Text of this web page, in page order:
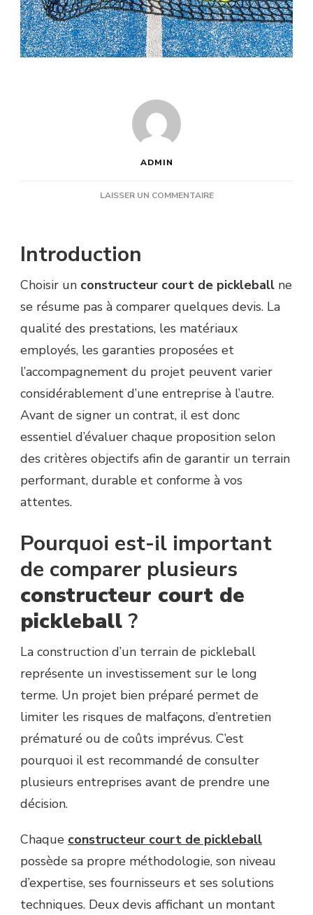
ADMIN
LAISSER UN COMMENTAIRESUR
PLUSIEURS
COURT
DE
AVANT
DE
SIGNER
UN
CONTRAT
?
Introduction
Choisir un constructeur court de pickleball ne
se résume pas à comparer quelques devis. La
qualité des prestations, les matériaux
employés, les garanties proposées et
l’accompagnement du projet peuvent varier
considérablement d’une entreprise à l’autre.
Avant de signer un contrat, il est donc
essentiel d’évaluer chaque proposition selon
des critères objectifs afin de garantir un terrain
performant, durable et conforme à vos
attentes.
Pourquoi est-il important
de comparer plusieurs
constructeur court de
pickleball?
La construction d’un terrain de pickleball
représente un investissement sur le long
terme. Un projet bien préparé permet de
limiter les risques de malfaçons, d’entretien
prématuré ou de coûts imprévus. C’est
pourquoi il est recommandé de consulter
plusieurs entreprises avant de prendre une
décision.
Chaque constructeur court de pickleball
possède sa propre méthodologie, son niveau
d’expertise, ses fournisseurs et ses solutions
techniques. Deux devis affichant un montant